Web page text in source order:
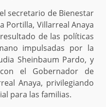
secretario de Bienestar
Portilla, Villarreal Anaya
de las políticas
impulsadas por la
Sheinbaum Pardo, y
el Gobernador de
Anaya, privilegiando
para las familias.